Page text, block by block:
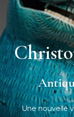
Une nouvelle